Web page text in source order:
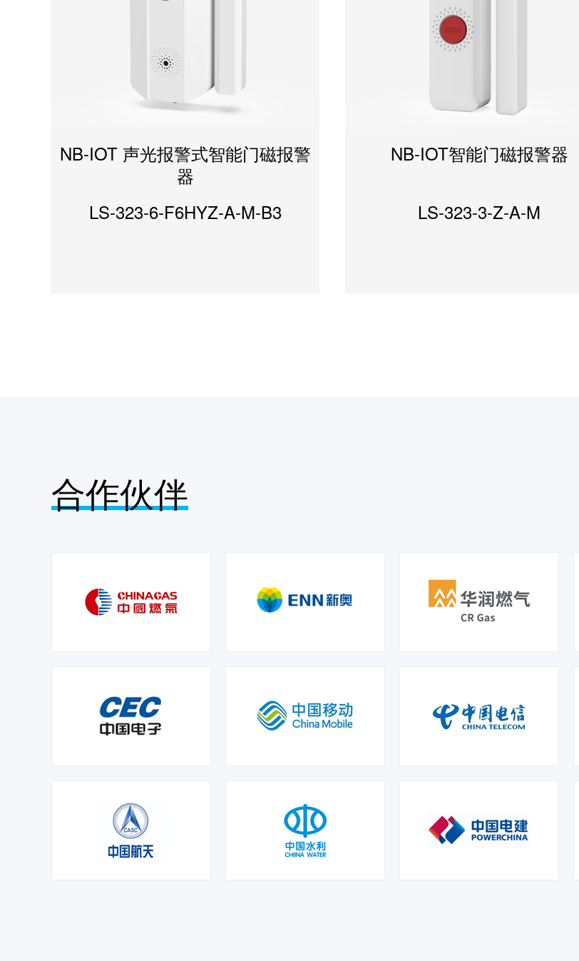
NB-IOT 声光报警式智能门磁报警
器
LS-323-6-F6HYZ-A-M-B3
NB-IOT智能门磁报警器
LS-323-3-Z-A-M
CAT1 人体感应型烟温一体式火灾
探测器
LS-898-49-F9CU-G2
CAT1版温湿度计探测器
LS-876-23-F9-D2
CAT1(4G)电磁阀型可燃气体(甲
烷) 探测器
JT-LS838-35T3-F9-A
CAT1版温湿度计探测器
LS-876-23-F9-D2
4GCAT1智慧对讲型紧急报警器拉
绳手柄款
LS-916-2-F9T1-N-C2
4G CAT1智慧云广播报警主控
LS-119-A-E2F9F2T1S-A
声光报警器
LS-104
4G电信版智能无线预警系统顶配
版
LS-225-40-F9F2A-C2
4G CAT1智慧云广播报警主控
LS-119-A-E2F9F2T1S-A
LS-913-F6-G2
合作伙伴